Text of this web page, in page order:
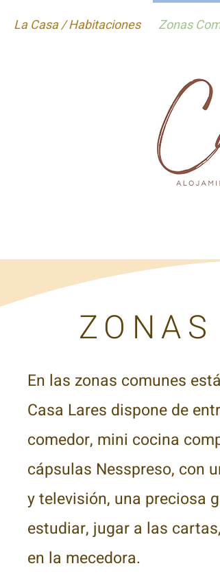
La Casa / Habitaciones Zonas
En las zonas comunes
Casa Lares dispone de
comedor, mini cocina
cápsulas Nesspreso, con
y televisión, una preciosa
estudiar, jugar a las
en la mecedora.